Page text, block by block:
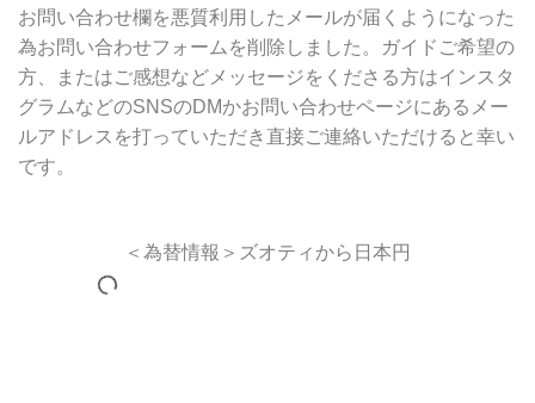
お問い合わせ欄を悪質利用したメールが届くようになった
為お問い合わせフォームを削除しました。ガイドご希望の
方、またはご感想などメッセージをくださる方はインスタ
グラムなどのSNSのDMかお問い合わせページにあるメー
ルアドレスを打っていただき直接ご連絡いただけると幸い
です。
＜為替情報＞ズオティから日本円